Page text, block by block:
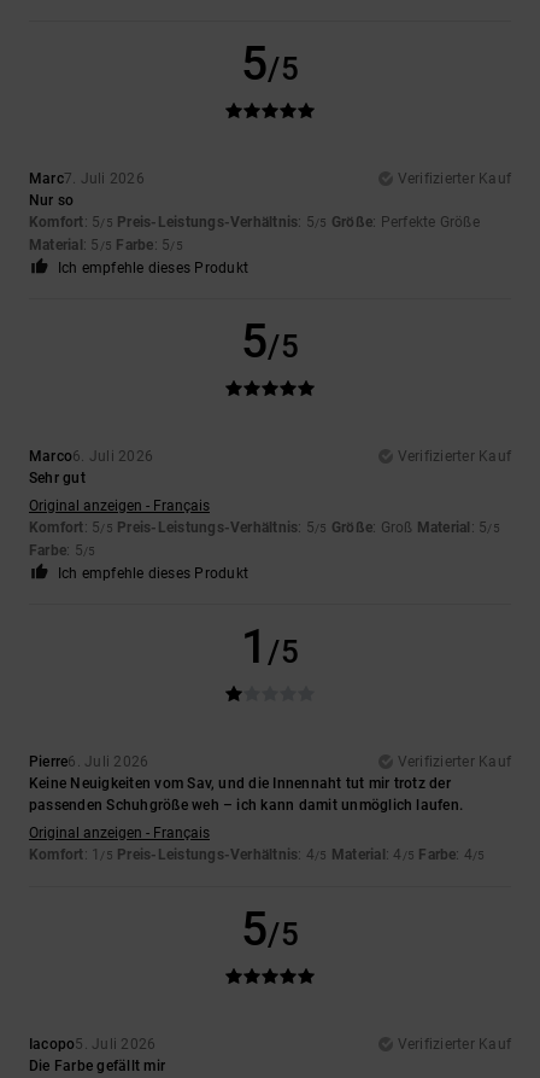
5/5
Marc7. Juli 2026
Verifizierter Kauf
Nur so
Komfort: 5/5 Preis-Leistungs-Verhältnis: 5/5 Größe: Perfekte Größe
Material: 5 /5 Farbe: 5/5
Ich empfehle dieses Produkt
5/5
Marco6. Juli 2026
Verifizierter Kauf
Sehr gut
Original anzeigen - Français
Komfort: 5/5 Preis-Leistungs-Verhältnis: 5/5 Größe: Groß Material : 5/5
Farbe: 5/5
Ich empfehle dieses Produkt
1 /5
Pierre6. Juli 2026
Verifizierter Kauf
Keine Neuigkeiten vom Sav, und die Innennaht tut mir trotz der
passenden Schuhgröße weh – ich kann damit unmöglich laufen.
Original anzeigen - Français
Komfort: 1 /5 Preis-Leistungs-Verhältnis: 4/5 Material: 4 /5 Farbe: 4/5
5/5
Iacopo5. Juli 2026
Verifizierter Kauf
Die Farbe gefällt mir